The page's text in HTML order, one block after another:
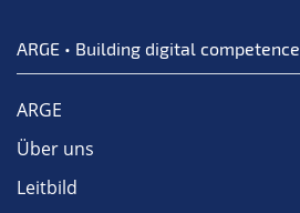
ARGE • Building digital competence
ARGE
Über uns
Leitbild